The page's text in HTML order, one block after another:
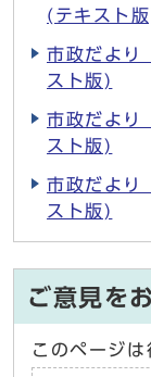
(テキスト
市政だよ
スト版)
市政だよ
スト版)
市政だよ
スト版)
ご意見を
このページは